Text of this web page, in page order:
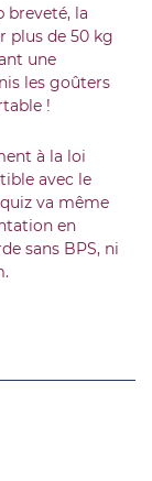
breveté, la
plus de 50 kg
une
les goûters
!
à la loi
avec le
va même
en
sans BPS, ni